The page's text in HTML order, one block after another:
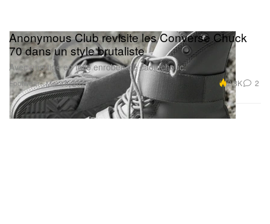
Footwear
Anonymous Club revisite les Converse Chuck
70 dans un style brutaliste
Avec une tige en toile enrobée de caoutchouc.
Mar 10, 2026 2.8K 2